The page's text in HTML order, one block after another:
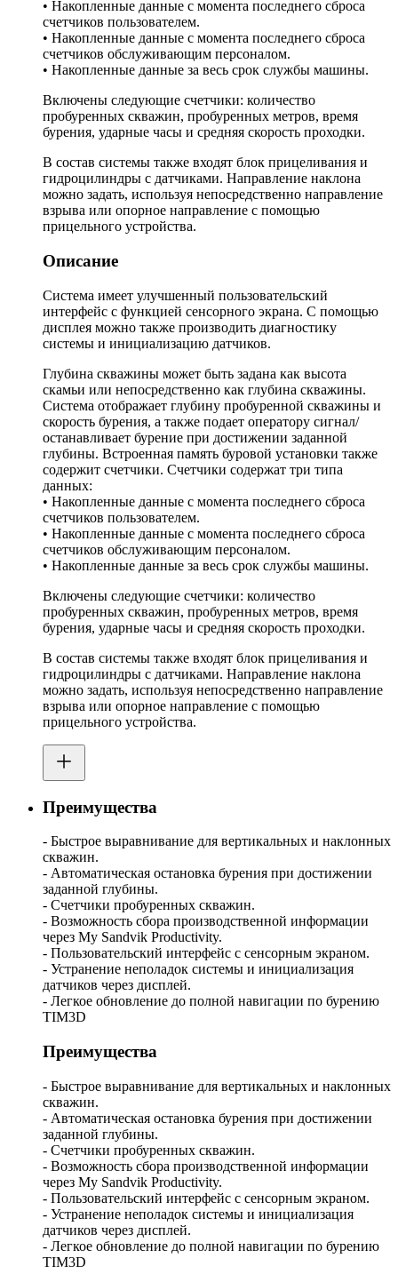
• Накопленные данные с момента последнего сброса
счетчиков пользователем.
• Накопленные данные с момента последнего сброса
счетчиков обслуживающим персоналом.
• Накопленные данные за весь срок службы машины.
Включены следующие счетчики: количество
пробуренных скважин, пробуренных метров, время
бурения, ударные часы и средняя скорость проходки.
В состав системы также входят блок прицеливания и
гидроцилиндры с датчиками. Направление наклона
можно задать, используя непосредственно направление
взрыва или опорное направление с помощью
прицельного устройства.
Описание
Система имеет улучшенный пользовательский
интерфейс с функцией сенсорного экрана. С помощью
дисплея можно также производить диагностику
системы и инициализацию датчиков.
Глубина скважины может быть задана как высота
скамьи или непосредственно как глубина скважины.
Система отображает глубину пробуренной скважины и
скорость бурения, а также подает оператору сигнал/
останавливает бурение при достижении заданной
глубины. Встроенная память буровой установки также
содержит счетчики. Счетчики содержат три типа
данных:
• Накопленные данные с момента последнего сброса
счетчиков пользователем.
• Накопленные данные с момента последнего сброса
счетчиков обслуживающим персоналом.
• Накопленные данные за весь срок службы машины.
Включены следующие счетчики: количество
пробуренных скважин, пробуренных метров, время
бурения, ударные часы и средняя скорость проходки.
В состав системы также входят блок прицеливания и
гидроцилиндры с датчиками. Направление наклона
можно задать, используя непосредственно направление
взрыва или опорное направление с помощью
прицельного устройства.
Преимущества
- Быстрое выравнивание для вертикальных и наклонных
скважин.
- Автоматическая остановка бурения при достижении
заданной глубины.
- Счетчики пробуренных скважин.
- Возможность сбора производственной информации
через My Sandvik Productivity.
- Пользовательский интерфейс с сенсорным экраном.
- Устранение неполадок системы и инициализация
датчиков через дисплей.
- Легкое обновление до полной навигации по бурению
TIM3D
Преимущества
- Быстрое выравнивание для вертикальных и наклонных
скважин.
- Автоматическая остановка бурения при достижении
заданной глубины.
- Счетчики пробуренных скважин.
- Возможность сбора производственной информации
через My Sandvik Productivity.
- Пользовательский интерфейс с сенсорным экраном.
- Устранение неполадок системы и инициализация
датчиков через дисплей.
- Легкое обновление до полной навигации по бурению
TIM3D